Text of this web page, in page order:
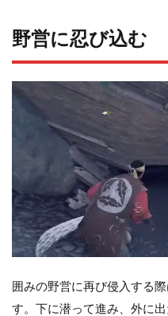
野営に忍び込む
囲みの野営に再び侵入する
す。下に潜って進み、外に